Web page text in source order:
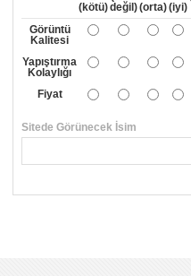
(kötü)değil)(orta)(iyi)
Görüntü
Kalitesi
Yapıştırma
Kolaylığı
Fiyat
Sitede Görünecek İsim